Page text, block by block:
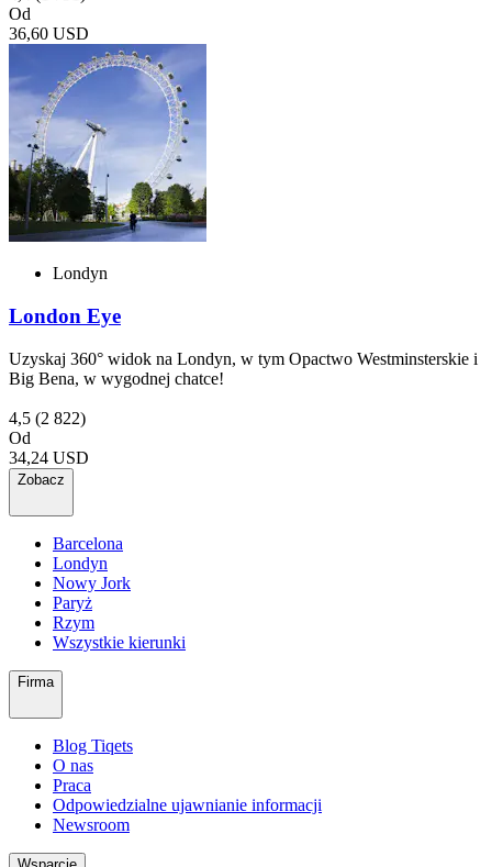
Od
36,60 USD
Londyn
London Eye
Uzyskaj 360° widok na Londyn, w tym Opactwo Westminsterskie i
Big Bena, w wygodnej chatce!
4,5 (2 822)
Od
34,24 USD
Zobacz
Barcelona
Londyn
Nowy Jork
Paryż
Rzym
Wszystkie kierunki
Firma
Blog Tiqets
O nas
Praca
Odpowiedzialne ujawnianie informacji
Newsroom